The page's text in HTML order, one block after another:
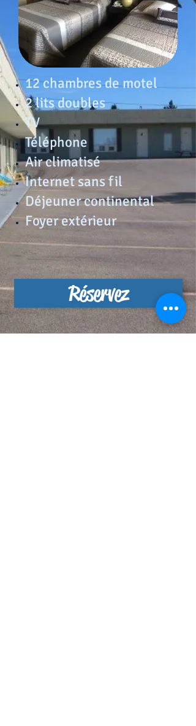
12 chambres de motel
2 lits doubles
TV
Téléphone
Air climatisé
Internet sans fil
Déjeuner continental
Foyer extérieur
Réservez